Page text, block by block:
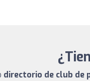
directorio de club de